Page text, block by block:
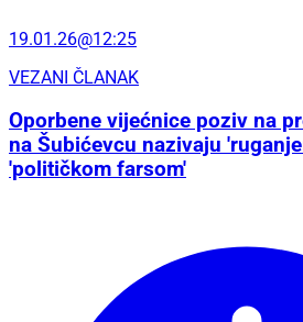
19.01.26@12:25
VEZANI ČLANAK
Oporbene vijećnice poziv na
na Šubićevcu nazivaju
'političkom farsom'